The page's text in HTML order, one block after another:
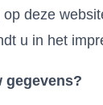
deze
u in het
gegevens?